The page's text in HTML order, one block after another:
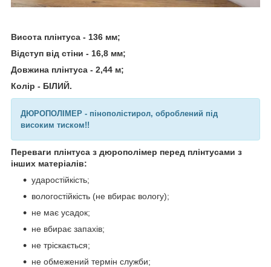
Висота плінтуса - 136 мм;
Відступ від стіни - 16,8 мм;
Довжина плінтуса - 2,44 м;
Колір - БІЛИЙ.
ДЮРОПОЛІМЕР - пінополістирол, оброблений під
високим тиском!!
Переваги плінтуса з дюрополімер перед плінтусами з
інших матеріалів:
ударостійкість;
вологостійкість (не вбирає вологу);
не має усадок;
не вбирає запахів;
не тріскається;
не обмежений термін служби;